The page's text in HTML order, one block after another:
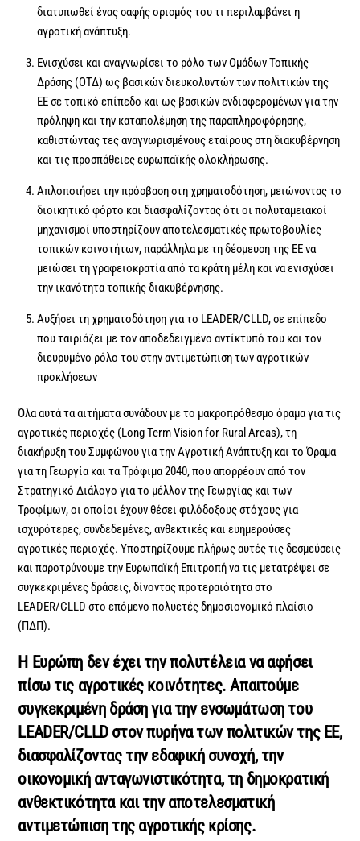
διατυπωθεί ένας σαφής ορισμός του τι περιλαμβάνει η
αγροτική ανάπτυξη.
Ενισχύσει και αναγνωρίσει το ρόλο των Ομάδων Τοπικής
Δράσης (ΟΤΔ) ως βασικών διευκολυντών των πολιτικών της
ΕΕ σε τοπικό επίπεδο και ως βασικών ενδιαφερομένων για την
πρόληψη και την καταπολέμηση της παραπληροφόρησης,
καθιστώντας τες αναγνωρισμένους εταίρους στη διακυβέρνηση
και τις προσπάθειες ευρωπαϊκής ολοκλήρωσης.
Απλοποιήσει την πρόσβαση στη χρηματοδότηση, μειώνοντας το
διοικητικό φόρτο και διασφαλίζοντας ότι οι πολυταμειακοί
μηχανισμοί υποστηρίζουν αποτελεσματικές πρωτοβουλίες
τοπικών κοινοτήτων, παράλληλα με τη δέσμευση της ΕΕ να
μειώσει τη γραφειοκρατία από τα κράτη μέλη και να ενισχύσει
την ικανότητα τοπικής διακυβέρνησης.
Αυξήσει τη χρηματοδότηση για το LEADER/CLLD, σε επίπεδο
που ταιριάζει με τον αποδεδειγμένο αντίκτυπό του και τον
διευρυμένο ρόλο του στην αντιμετώπιση των αγροτικών
προκλήσεων
Όλα αυτά τα αιτήματα συνάδουν με το μακροπρόθεσμο όραμα για τις
αγροτικές περιοχές (Long Term Vision for Rural Areas), τη
διακήρυξη του Συμφώνου για την Αγροτική Ανάπτυξη και το Όραμα
για τη Γεωργία και τα Τρόφιμα 2040, που απορρέουν από τον
Στρατηγικό Διάλογο για το μέλλον της Γεωργίας και των
Τροφίμων, οι οποίοι έχουν θέσει φιλόδοξους στόχους για
ισχυρότερες, συνδεδεμένες, ανθεκτικές και ευημερούσες
αγροτικές περιοχές. Υποστηρίζουμε πλήρως αυτές τις δεσμεύσεις
και παροτρύνουμε την Ευρωπαϊκή Επιτροπή να τις μετατρέψει σε
συγκεκριμένες δράσεις, δίνοντας προτεραιότητα στο
LEADER/CLLD στο επόμενο πολυετές δημοσιονομικό πλαίσιο
(ΠΔΠ).
Η Ευρώπη δεν έχει την πολυτέλεια να αφήσει
πίσω τις αγροτικές κοινότητες. Απαιτούμε
συγκεκριμένη δράση για την ενσωμάτωση του
LEADER/CLLD στον πυρήνα των πολιτικών της ΕΕ,
διασφαλίζοντας την εδαφική συνοχή, την
οικονομική ανταγωνιστικότητα, τη δημοκρατική
ανθεκτικότητα και την αποτελεσματική
αντιμετώπιση της αγροτικής κρίσης.